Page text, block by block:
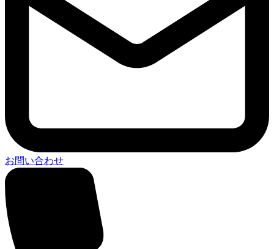
お問い合わせ